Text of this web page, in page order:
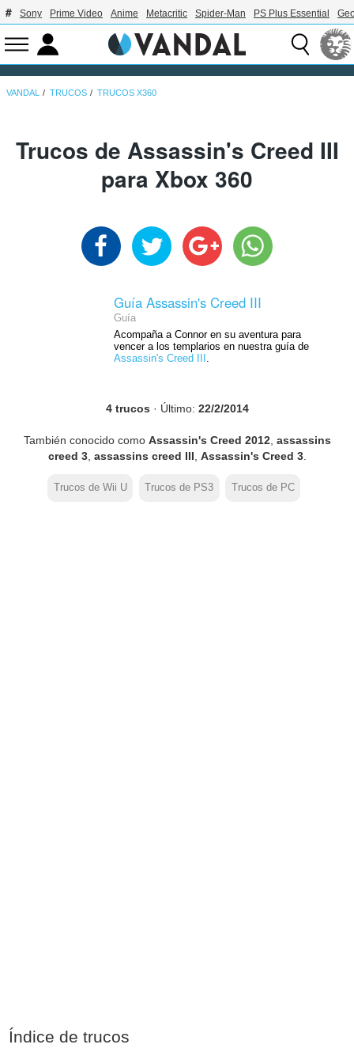
Sony Prime Video Anime Metacritic Spider-Man PS Plus Essential
VANDAL TRUCOS TRUCOS X360
Trucos de Assassin's Creed III
para Xbox 360
Guía Assassin's Creed III
Guía
Acompaña a Connor en su aventura para
vencer a los templarios en nuestra guía de
Assassin's Creed III .
4 trucos · Último: 22/2/2014
También conocido como Assassin's Creed 2012, assassins
creed 3, assassins creed III Assassin's Creed 3.
Trucos de Wii U Trucos de PS3 Trucos de PC
Índice de trucos